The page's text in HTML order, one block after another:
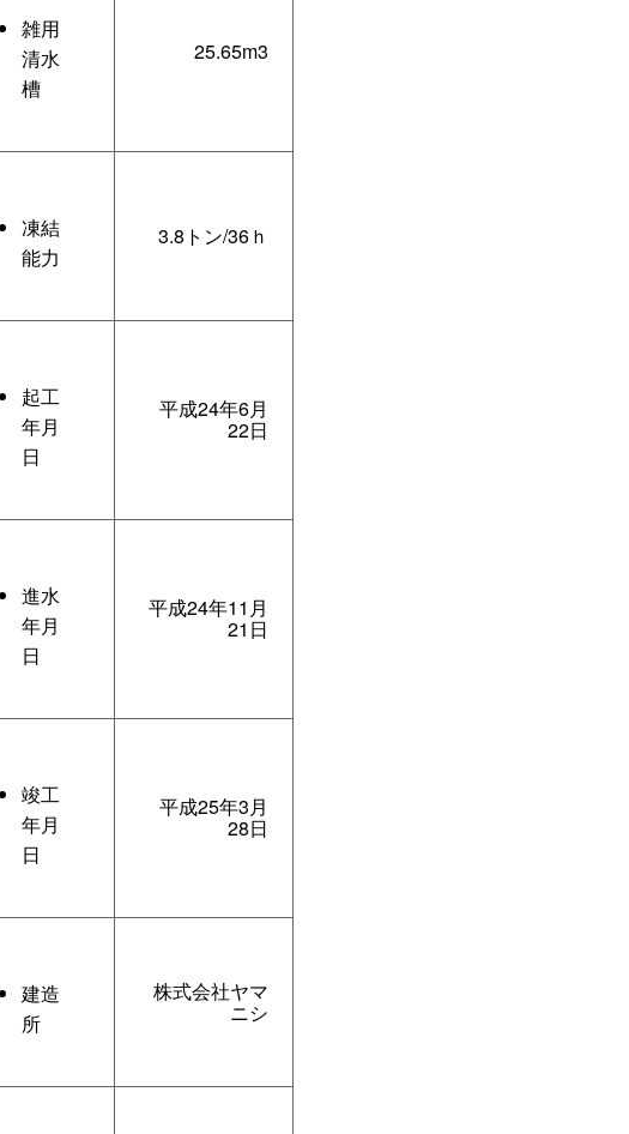
雑用
清水
槽
25.65m3
凍結
能力
3.8トン/36ｈ
起工
年月
日
平成24年6月
22日
進水
年月
日
平成24年11月
21日
竣工
年月
日
平成25年3月
28日
建造
所
株式会社ヤマ
ニシ